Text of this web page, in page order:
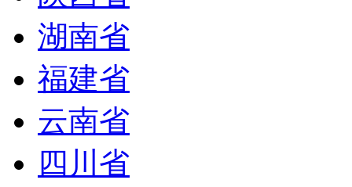
湖南省
福建省
云南省
四川省